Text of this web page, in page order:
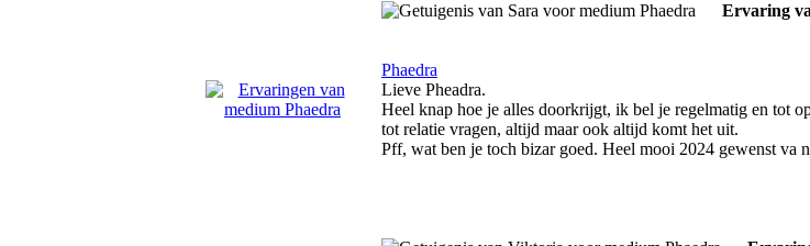
Ervaring
Phaedra
Lieve Pheadra.
Heel knap hoe je alles doorkrijgt, ik bel je regelmatig en tot
tot relatie vragen, altijd maar ook altijd komt het uit.
Pff, wat ben je toch bizar goed. Heel mooi 2024 gewenst va